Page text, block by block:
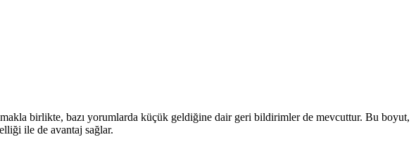
birlikte, bazı yorumlarda küçük geldiğine dair geri bildirimler de mevcuttur. Bu boyut,
ile de avantaj sağlar.